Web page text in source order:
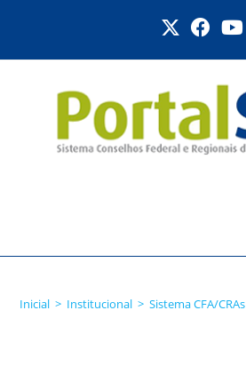
Inicial > Institucional > Sistema CFA/CRAs